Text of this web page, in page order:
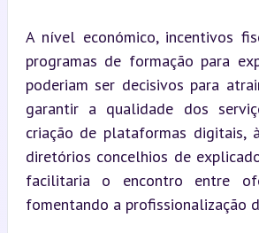
A nível económico, incentivos
programas de formação para
poderiam ser decisivos para
garantir a qualidade dos
criação de plataformas digitais,
diretórios concelhios de
facilitaria o encontro entre
fomentando a profissionalização